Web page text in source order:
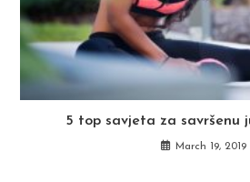
5 top savjeta za savršenu
March 19, 2019